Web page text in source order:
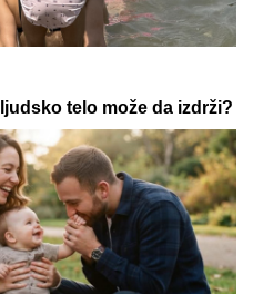
SE PONOVO SREĆU:
timom traže put
na tom putu